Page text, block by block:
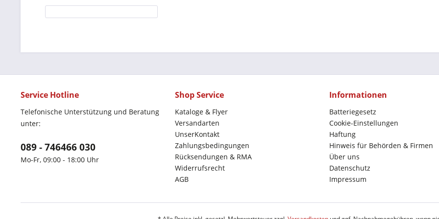
Service Hotline
Telefonische Unterstützung und Beratung
unter:
089 - 746466 030
Mo-Fr, 09:00 - 18:00 Uhr
Shop Service
Kataloge & Flyer
Versandarten
UnserKontakt
Zahlungsbedingungen
Rücksendungen & RMA
Widerrufsrecht
AGB
Informationen
Batteriegesetz
Cookie-Einstellungen
Haftung
Hinweis für Behörden & Firmen
Über uns
Datenschutz
Impressum